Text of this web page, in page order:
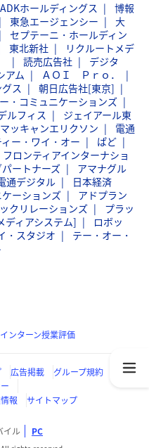
ADKホールディングス
博報
東急エージェンシー
大
セプテーニ・ホールディン
東北新社
リクルートメデ
読売広告社
デジタ
アム
ＡＯＩ Ｐｒｏ．
ス
朝日広告社[東京]
・コミュニケーションズ
ルフィス
ジェイアール東
マッキャンエリクソン
電通
ィー・ワイ・オー
ぱど
フロンティアインターナショ
ートナーズ
アマナグル
通デジタル
日本経済
ーションズ
アドプラン
クリレーションズ
プラッ
ディアシステム]
ロボッ
・スタジオ
テー・オー・
インターン授業評価
広告掲載
グループ規約
報 サイトマップ
イル PC